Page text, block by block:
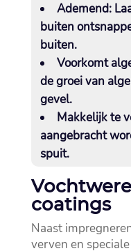
Ademend:
buiten
buiten.​
Voorkomt
de groei van
gevel.​
Makkelijk te
aangebracht
spuit.​
coatings
Naast
verven en